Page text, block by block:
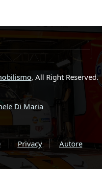
, All Right Reserved.
Di Maria
Privacy Autore